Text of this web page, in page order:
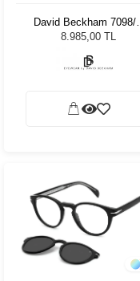
David Beckham 7098/S
807KU 51 Unisex Güneş
8.985,00 TL